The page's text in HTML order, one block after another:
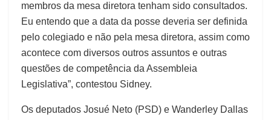
membros da mesa diretora tenham sido consultados.
Eu entendo que a data da posse deveria ser definida
pelo colegiado e não pela mesa diretora, assim como
acontece com diversos outros assuntos e outras
questões de competência da Assembleia
Legislativa”, contestou Sidney.
Os deputados Josué Neto (PSD) e Wanderley Dallas